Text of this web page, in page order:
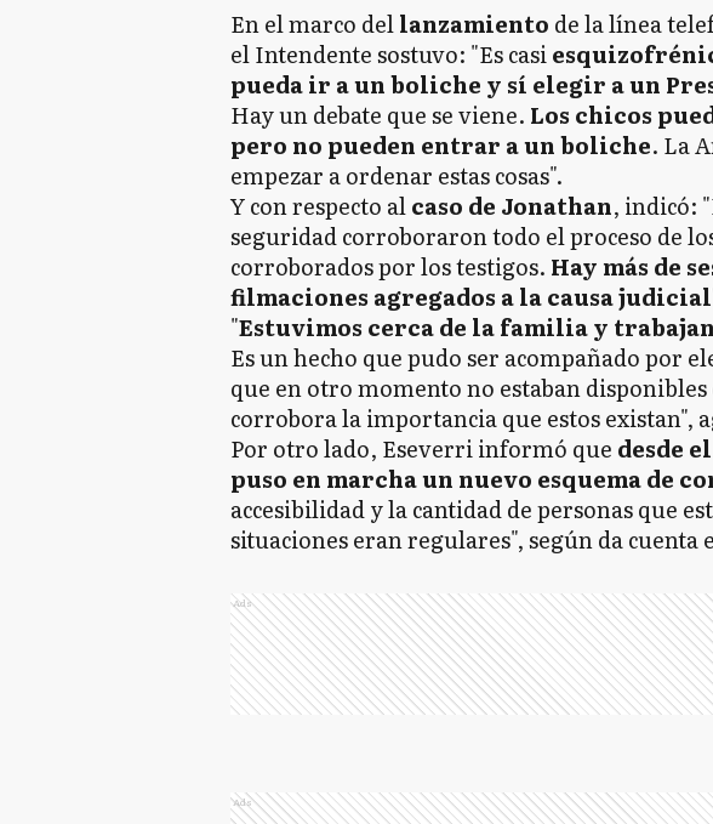
En el marco dellanzamiento de la línea
el Intendente sostuvo: "Es casi
pueda ir a un boliche y sí elegir a un
Hay un debate que se viene. Los chicos
pero no pueden entrar a un boliche. La
empezar a ordenar estas cosas".
Y con respecto alcaso de Jonathan, indicó:
seguridad corroboraron todo el proceso de
corroborados por los testigos. Hay más de
filmaciones agregados a la causa judicial
"Estuvimos cerca de la familia y
Es un hecho que pudo ser acompañado por
que en otro momento no estaban disponibles
corrobora la importancia que estos existan",
Por otro lado, Eseverri informó que desde
puso en marcha un nuevo esquema de
accesibilidad y la cantidad de personas que
situaciones eran regulares", según da
Ads
Ads